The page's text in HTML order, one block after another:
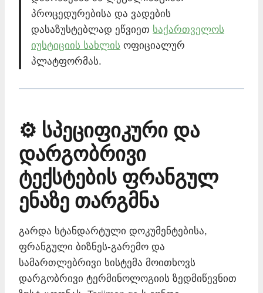
პროცედურებისა და ვადების
დასაზუსტებლად ეწვიეთ საქართველოს
იუსტიციის სახლის ოფიციალურ
პლატფორმას.
⚙️ სპეციფიკური და
დარგობრივი
ტექსტების ფრანგულ
ენაზე თარგმნა
გარდა სტანდარტული დოკუმენტებისა,
ფრანგული ბიზნეს-გარემო და
სამართლებრივი სისტემა მოითხოვს
დარგობრივი ტერმინოლოგიის ზედმიწევნით